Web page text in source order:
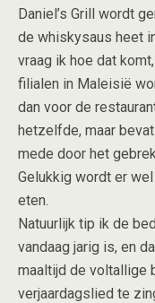
Daniel’s Grill wordt
de whiskysaus heet
vraag ik hoe dat
filialen in Maleisië
dan voor de
hetzelfde, maar
mede door het
Gelukkig wordt er
eten.
Natuurlijk tip ik de
vandaag jarig is, en
maaltijd de voltallige
verjaardagslied te